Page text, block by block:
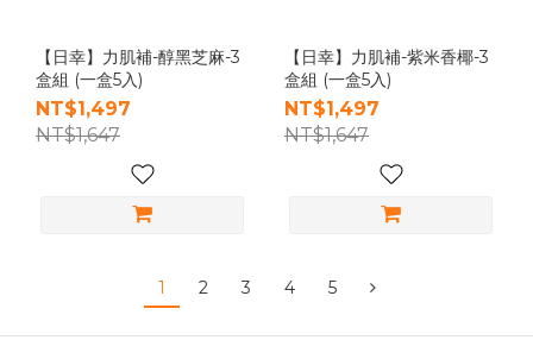
【日幸】力肌補-醇黑芝麻-3
盒組 (一盒5入)
NT$1,497
NT$1,647
【日幸】力肌補-紫米香椰-3
盒組 (一盒5入)
NT$1,497
NT$1,647
1 2 3 4 5